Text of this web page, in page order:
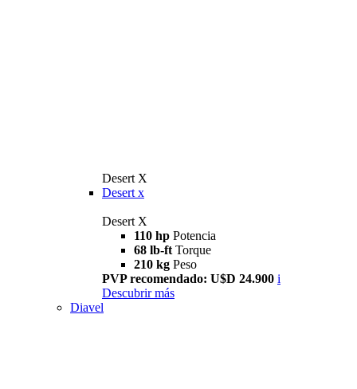
Desert X
Desert x
Desert X
110 hp Potencia
68 lb-ft Torque
210 kg Peso
PVP recomendado: U$D 24.900 i
Descubrir más
Diavel